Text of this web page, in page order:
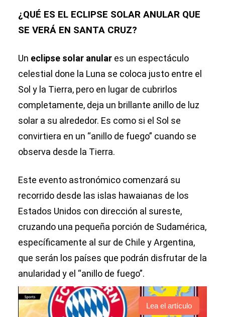
¿QUÉ ES EL ECLIPSE SOLAR ANULAR QUE
SE VERÁ EN SANTA CRUZ?
Un eclipse solar anular es un espectáculo
celestial done la Luna se coloca justo entre el
Sol y la Tierra, pero en lugar de cubrirlos
completamente, deja un brillante anillo de luz
solar a su alrededor. Es como si el Sol se
convirtiera en un “anillo de fuego” cuando se
observa desde la Tierra.
Este evento astronómico comenzará su
recorrido desde las islas hawaianas de los
Estados Unidos con dirección al sureste,
cruzando una pequeña porción de Sudamérica,
específicamente al sur de Chile y Argentina,
que serán los países que podrán disfrutar de la
anularidad y el “anillo de fuego”.
Lea el artículo